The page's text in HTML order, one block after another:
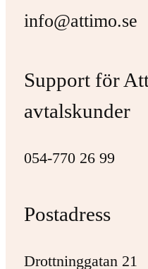
info@attimo.se
Support för
avtalskunder
054-770 26 99
Postadress
Drottninggatan 21